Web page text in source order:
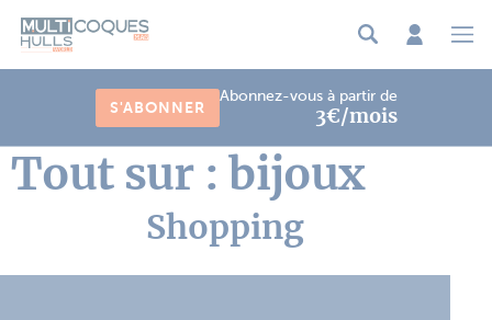
S'ABONNER
Abonnez-vous à partir de
3€/mois
Tout sur : bijoux
Shopping